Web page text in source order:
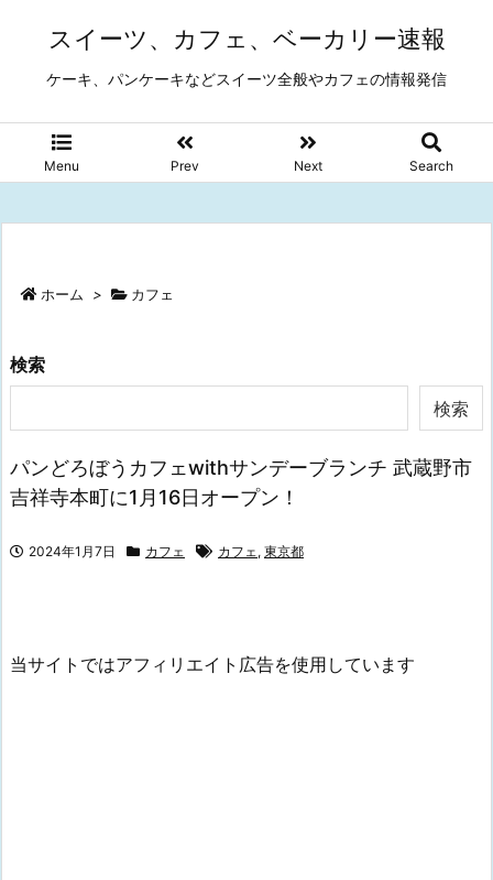
スイーツ、カフェ、ベーカリー速報
ケーキ、パンケーキなどスイーツ全般やカフェの情報発信
Menu Prev Next Search
ホーム > カフェ
検索
検索
パンどろぼうカフェwithサンデーブランチ 武蔵野市
吉祥寺本町に1月16日オープン！
2024年1月7日 カフェ カフェ, 東京都
当サイトではアフィリエイト広告を使用しています